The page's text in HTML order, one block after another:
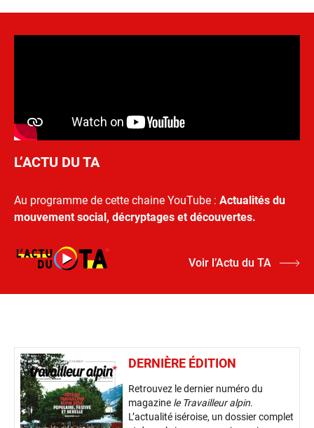
L’ACTU DU TA
Au programme de cette chaine YouTube : Actualités du
mouvement social, décryptages et découvertes.
Voir l’Actu du TA
DERNIÈRE ÉDITION
Retrouvez le dernier numéro du
magazine le Travailleur alpin.
L’actualité iséroise, un dossier complet